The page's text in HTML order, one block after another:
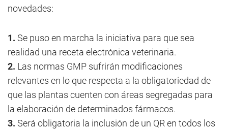
novedades:
1. Se puso en marcha la iniciativa para que sea
realidad una receta electrónica veterinaria.
2. Las normas GMP sufrirán modificaciones
relevantes en lo que respecta a la obligatoriedad de
que las plantas cuenten con áreas segregadas para
la elaboración de determinados fármacos.
3. Será obligatoria la inclusión de un QR en todos los